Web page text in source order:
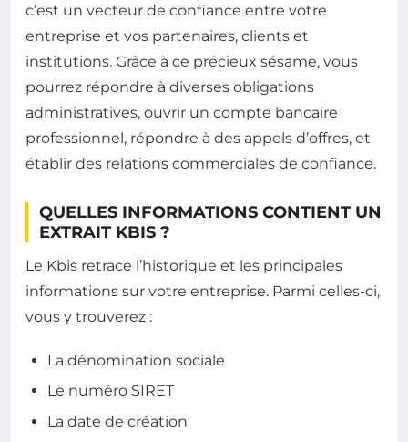
c’est un vecteur de confiance entre votre
entreprise et vos partenaires, clients et
institutions. Grâce à ce précieux sésame, vous
pourrez répondre à diverses obligations
administratives, ouvrir un compte bancaire
professionnel, répondre à des appels d’offres, et
établir des relations commerciales de confiance.
QUELLES INFORMATIONS CONTIENT UN
EXTRAIT KBIS ?
Le Kbis retrace l’historique et les principales
informations sur votre entreprise. Parmi celles-ci,
vous y trouverez :
La dénomination sociale
Le numéro SIRET
La date de création